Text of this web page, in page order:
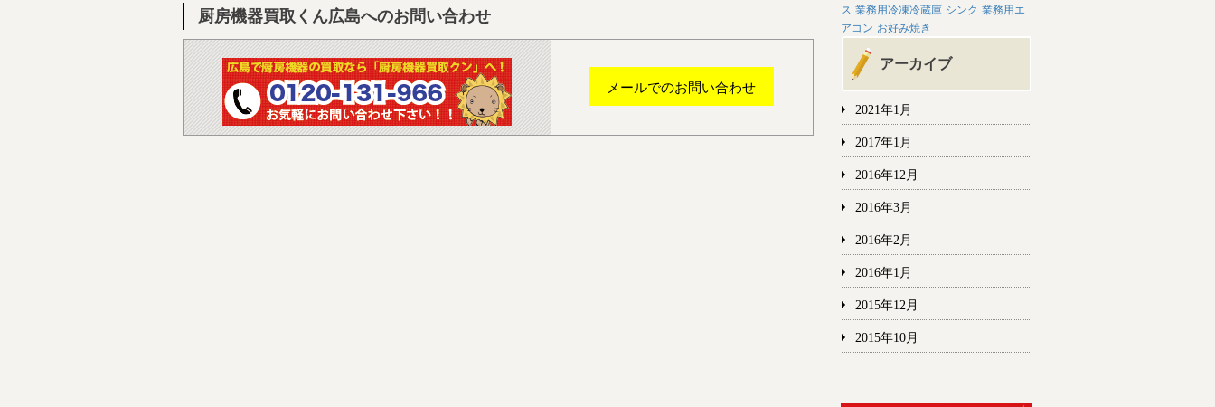
厨房機器買取くん広島へのお問い合わせ
メールでのお問い合わせ
ス 業務用冷凍冷蔵庫 シンク 業務用エ
アコン お好み焼き
アーカイブ
2021年1月
2017年1月
2016年12月
2016年3月
2016年2月
2016年1月
2015年12月
2015年10月